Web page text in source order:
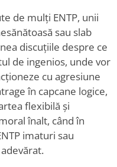
de mulți ENTP, unii
sau slab
discuțiile despre ce
de ingenios, unde vor
cu agresiune
în capcane logice,
flexibilă și
înalt, când în
imaturi sau